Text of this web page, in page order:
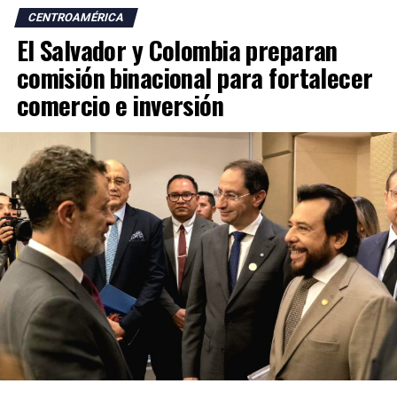
CENTROAMÉRICA
El Salvador y Colombia preparan
comisión binacional para fortalecer
comercio e inversión